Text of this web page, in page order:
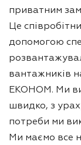
приватним
Це
допомогою
вантажників
ЕКОНОМ. Ми
швидко, з
потреби ми
Ми маємо все